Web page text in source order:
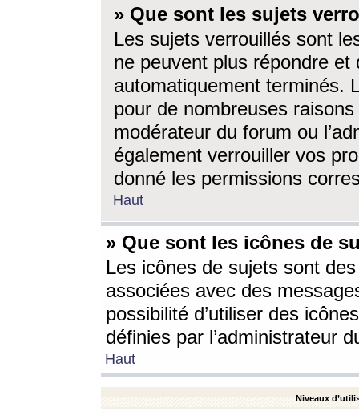
» Que sont les sujets
Les sujets verrouillés sont
ne peuvent plus répondre
automatiquement terminés.
pour de nombreuses
modérateur du forum ou
également verrouiller vos
donné les permissions
Haut
» Que sont les icônes de
Les icônes de sujets sont
associées avec des
possibilité d’utiliser des
définies par l’administrateur
Haut
Niveaux